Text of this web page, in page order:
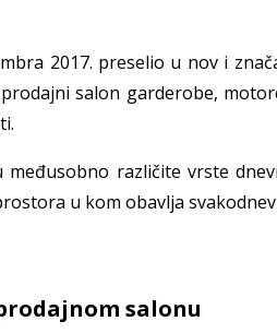
2017. preselio u nov i
salon garderobe,
različite vrste
u kom obavlja
salonu